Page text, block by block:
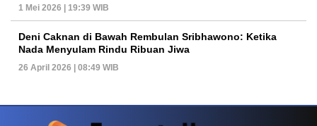
1 Mei 2026 | 19:39 WIB
Deni Caknan di Bawah Rembulan Sribhawono: Ketika
Nada Menyulam Rindu Ribuan Jiwa
26 April 2026 | 08:49 WIB